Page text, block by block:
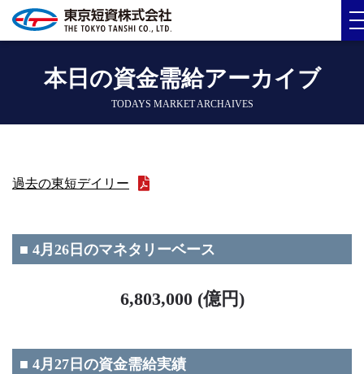
本日の資金需給アーカイブ
TODAYS MARKET ARCHAIVES
過去の東短デイリー
■ 4月26日のマネタリーベース
6,803,000 (億円)
■ 4月27日の資金需給実績